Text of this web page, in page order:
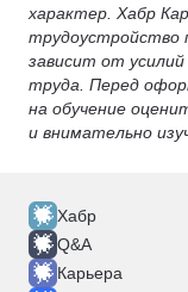
характер. Хабр
трудоустройство
зависит от
труда. Перед
на обучение
и внимательно
Хабр
Q&A
Карьера